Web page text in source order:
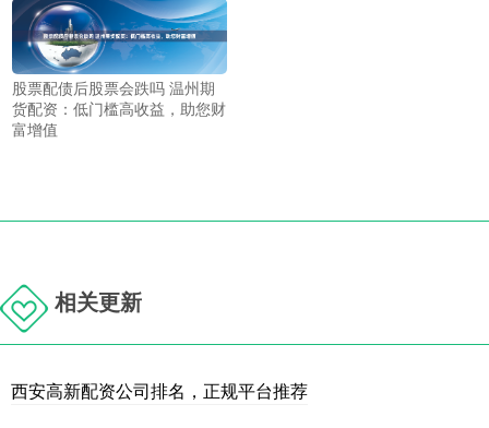
股票配债后股票会跌吗 温州期
货配资：低门槛高收益，助您财
富增值
相关更新
西安高新配资公司排名，正规平台推荐